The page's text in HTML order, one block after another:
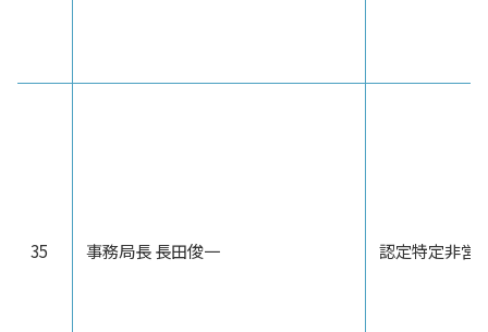
35 事務局長 長田俊一 認定特定非営